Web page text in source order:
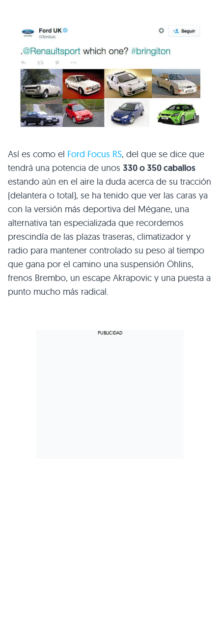
Así es como el Ford Focus RS, del que se dice que
tendrá una potencia de unos 330 o 350 caballos
estando aún en el aire la duda acerca de su tracción
(delantera o total), se ha tenido que ver las caras ya
con la versión más deportiva del Mégane, una
alternativa tan especializada que recordemos
prescindía de las plazas traseras, climatizador y
radio para mantener controlado su peso al tiempo
que gana por el camino una suspensión Öhlins,
frenos Brembo, un escape Akrapovic y una puesta a
punto mucho más radical.